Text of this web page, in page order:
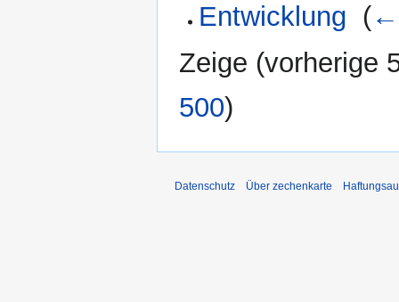
Entwicklung (
Zeige (vorherige
500)
Datenschutz Über zechenkarte